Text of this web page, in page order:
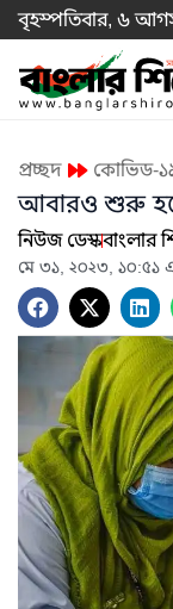
বৃহস্পতিবার, ৬
প্রচ্ছদ কোভিড-
আবারও শুরু
নিউজ ডেস্কবাংলার
মে ৩১, ২০২৩, ১০:৫১